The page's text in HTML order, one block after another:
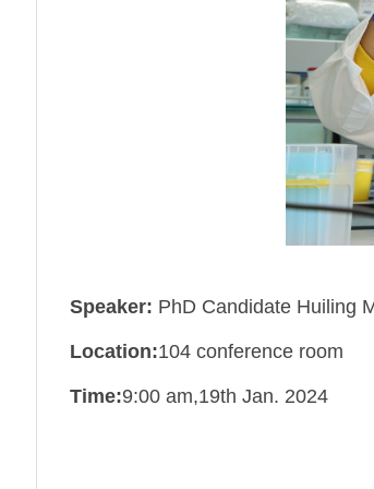
Speaker: PhD Candidate Huiling
Location:104 conference room
Time:9:00 am,19th Jan. 2024